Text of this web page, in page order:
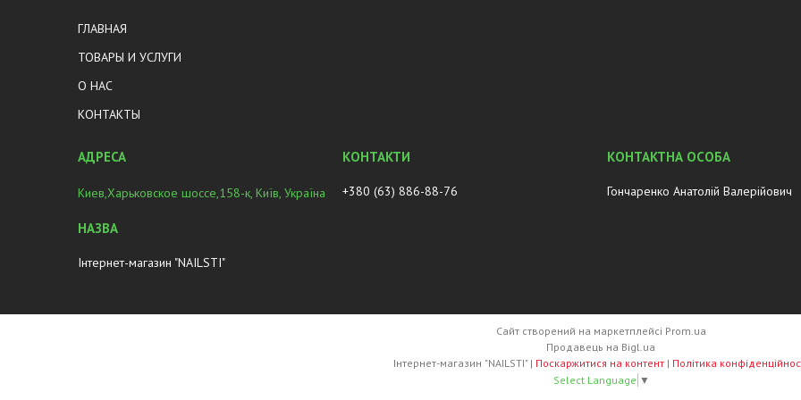
ГЛАВНАЯ
ТОВАРЫ И УСЛУГИ
О НАС
КОНТАКТЫ
Киев,Харьковское шоссе,158-к, Київ, Україна
Інтернет-магазин "NAILSTI"
+380 (63) 886-88-76 Гончаренко Анатолій Валерійович
Сайт створений на маркетплейсі Prom.ua
Продавець на Bigl.ua
Інтернет-магазин "NAILSTI" | Поскаржитися на контент | Політика
Select Language ▼